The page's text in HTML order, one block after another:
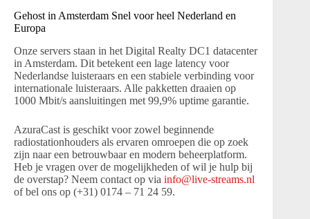
Gehost in Amsterdam Snel voor heel Nederland en
Europa
Onze servers staan in het Digital Realty DC1 datacenter
in Amsterdam. Dit betekent een lage latency voor
Nederlandse luisteraars en een stabiele verbinding voor
internationale luisteraars. Alle pakketten draaien op
1000 Mbit/s aansluitingen met 99,9% uptime garantie.
AzuraCast is geschikt voor zowel beginnende
radiostationhouders als ervaren omroepen die op zoek
zijn naar een betrouwbaar en modern beheerplatform.
Heb je vragen over de mogelijkheden of wil je hulp bij
de overstap? Neem contact op via info@live-streams.nl
of bel ons op (+31) 0174 – 71 24 59.